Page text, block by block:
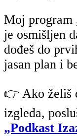
Moj program
je osmišljen
dođeš do
jasan plan i
👉 Ako želiš
izgleda,
„Podkast